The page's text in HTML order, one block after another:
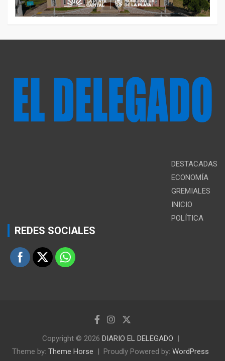
DESTACADAS
ECONOMÍA
GREMIALES
INICIO
POLÍTICA
REDES SOCIALES
Copyright © 2026 DIARIO EL DELEGADO
Theme by: Theme Horse Proudly Powered by: WordPress